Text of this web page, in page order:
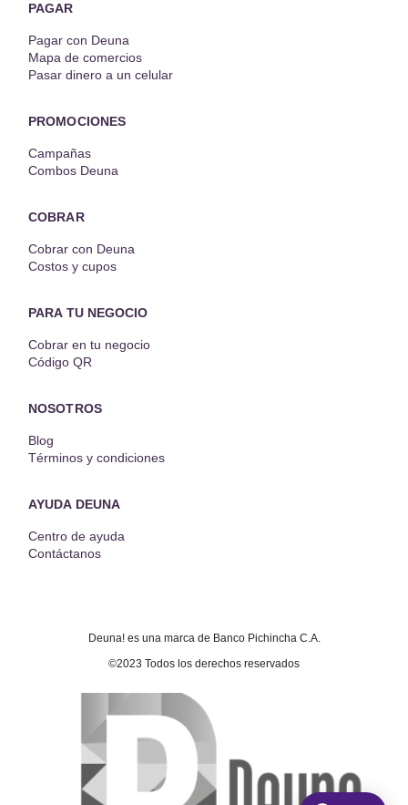
PAGAR
Pagar con Deuna
Mapa de comercios
Pasar dinero a un celular
PROMOCIONES
Campañas
Combos Deuna
COBRAR
Cobrar con Deuna
Costos y cupos
PARA TU NEGOCIO
Cobrar en tu negocio
Código QR
NOSOTROS
Blog
Términos y condiciones
AYUDA DEUNA
Centro de ayuda
Contáctanos
Deuna! es una marca de Banco Pichincha C.A.
©2023 Todos los derechos reservados